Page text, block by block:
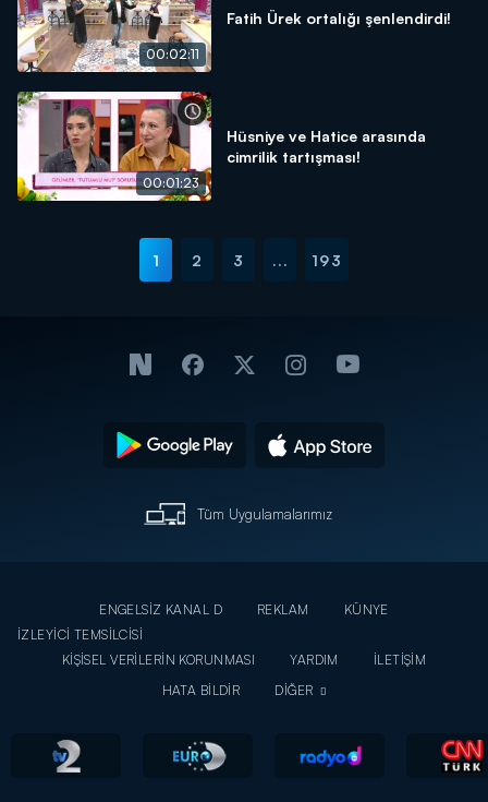
00:02:11
Fatih Ürek ortalığı şenlendirdi!
00:01:23
Hüsniye ve Hatice arasında
cimrilik tartışması!
1 2 3 ... 193
Tüm Uygulamalarımız
ENGELSİZ KANAL D REKLAM
KÜNYE
İZLEYİCİ TEMSİLCİSİ
KİŞİSEL VERİLERİN KORUNMASI
YARDIM
İLETİŞİM
HATA BİLDİR
DİĞER